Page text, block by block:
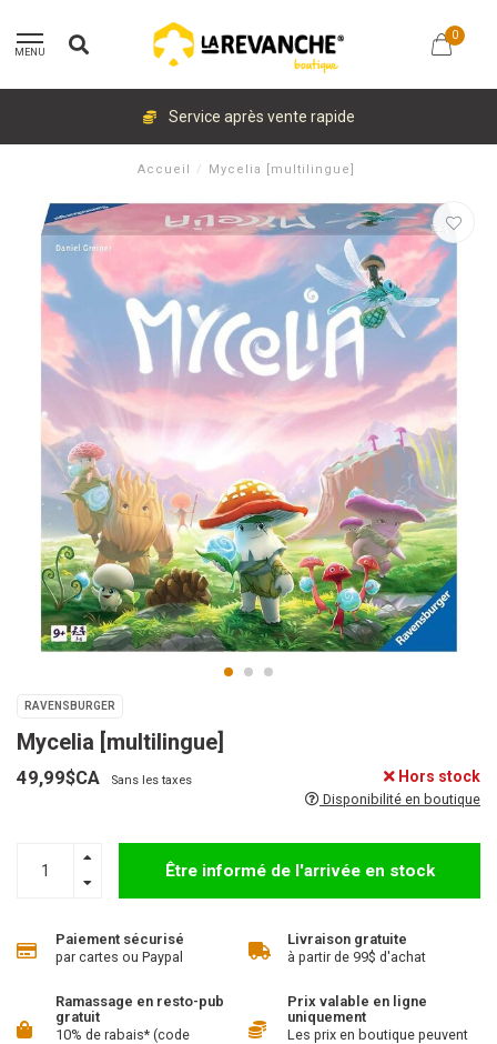
MENU
0
Service après vente rapide
Accueil / Mycelia [multilingue]
RAVENSBURGER
Mycelia [multilingue]
49,99$CA Sans les taxes Hors stock
Disponibilité en boutique
Être informé de l'arrivée en stock
Paiement sécurisé
par cartes ou Paypal
Livraison gratuite
à partir de 99$ d'achat
Ramassage en resto-pub
gratuit
10% de rabais* (code
Prix valable en ligne
uniquement
Les prix en boutique peuvent